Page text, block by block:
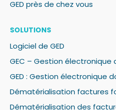
GED près de chez vous
SOLUTIONS
Logiciel de GED
GEC – Gestion électronique
GED : Gestion électronique
Dématérialisation factures
Dématérialisation des